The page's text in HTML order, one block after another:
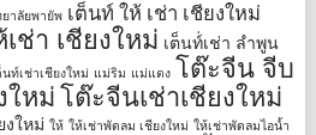
าลัยพายัพ เต็นท์ ให้ เช่า เชียงใหม่
ช่า เชียงใหม่ เต็นท์่เช่า ลำพูน
ท์เช่าเชียงใหม่ แม่ริม แม่แตง โต๊ะจีน จีบ
ใหม่ โต๊ะจีนเช่าเชียงใหม่
งใหม่ ให้ ให้เช่าพัดลม เชียงใหม่ ให้เช่าพัดลมไอน้ำ